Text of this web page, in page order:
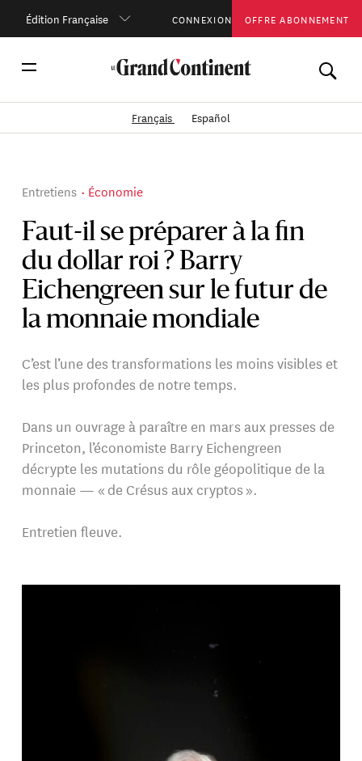
Édition Française CONNEXION OFFRE ABONNEMENT
Français Español
Faut-il se préparer à la fin
du dollar roi ? Barry
Eichengreen sur le futur de
la monnaie mondiale
Entretiens Économie
C’est l’une des transformations les moins visibles et
les plus profondes de notre temps.
Dans un ouvrage à paraître en mars aux presses de
Princeton, l’économiste Barry Eichengreen
décrypte les mutations du rôle géopolitique de la
monnaie — « de Crésus aux cryptos ».
Entretien fleuve.